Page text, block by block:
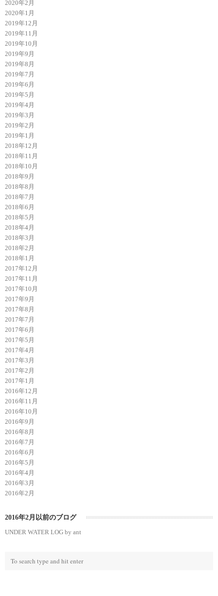
2020年2月
2020年1月
2019年12月
2019年11月
2019年10月
2019年9月
2019年8月
2019年7月
2019年6月
2019年5月
2019年4月
2019年3月
2019年2月
2019年1月
2018年12月
2018年11月
2018年10月
2018年9月
2018年8月
2018年7月
2018年6月
2018年5月
2018年4月
2018年3月
2018年2月
2018年1月
2017年12月
2017年11月
2017年10月
2017年9月
2017年8月
2017年7月
2017年6月
2017年5月
2017年4月
2017年3月
2017年2月
2017年1月
2016年12月
2016年11月
2016年10月
2016年9月
2016年8月
2016年7月
2016年6月
2016年5月
2016年4月
2016年3月
2016年2月
2016年2月以前のブログ
UNDER WATER LOG by ant